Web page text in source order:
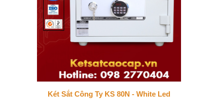
Két Sắt Công Ty KS 80N - White Led